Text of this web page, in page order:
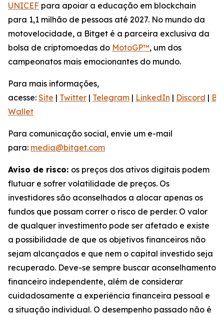
UNICEF para apoiar a educação em blockchain
para 1,1 milhão de pessoas até 2027. No mundo da
motovelocidade, a Bitget é a parceira exclusiva da
bolsa de criptomoedas do MotoGP™, um dos
campeonatos mais emocionantes do mundo.
Para mais informações,
acesse: Site | Twitter | Telegram | LinkedIn | Discord |
Wallet
Para comunicação social, envie um e-mail
para: media@bitget.com
Aviso de risco: os preços dos ativos digitais podem
flutuar e sofrer volatilidade de preços. Os
investidores são aconselhados a alocar apenas os
fundos que possam correr o risco de perder. O valor
de qualquer investimento pode ser afetado e existe
a possibilidade de que os objetivos financeiros não
sejam alcançados e que nem o capital investido seja
recuperado. Deve-se sempre buscar aconselhamento
financeiro independente, além de considerar
cuidadosamente a experiência financeira pessoal e
a situação individual. O desempenho passado não é